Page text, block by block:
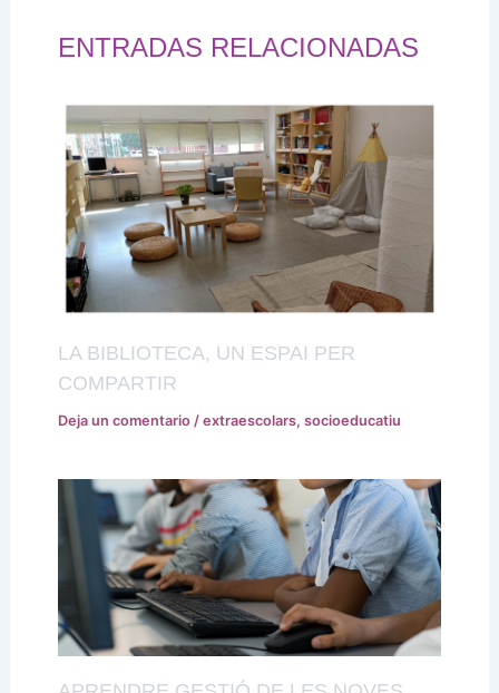
ENTRADAS RELACIONADAS
LA BIBLIOTECA, UN ESPAI PER
COMPARTIR
Deja un comentario / extraescolars, socioeducatiu